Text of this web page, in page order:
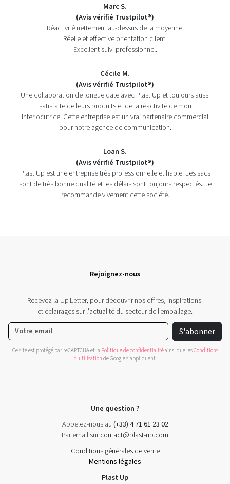
Marc S.
(Avis vérifié Trustpilot®)
Réactivité nettement au-dessus de la moyenne.
Réelle et effective orientation client.
Excellent suivi professionnel.
Cécile M.
(Avis vérifié Trustpilot®)
Une collaboration de longue date avec Plast Up et toujours aussi
satisfaite de leurs produits et de la réactivité de mon
interlocutrice. Cette entreprise est un vrai partenaire commercial
pour notre agence de communication.
Loan S.
(Avis vérifié Trustpilot®)
Plast Up est une entreprise très professionnelle et fiable. Les sacs
sont de très bonne qualité et les délais sont toujours respectés. Je
recommande vivement cette société.
Rejoignez-nous
Recevez la Up'Letter, pour découvrir nos offres, inspirations
et éclairages sur l'actualité du secteur de l'emballage.
S'abonner
Ce site est protégé par reCAPTCHA et la Politique de confidentialitéainsi que lesConditions
d'utilisation de Google s'appliquent.
Une question ?
Appelez-nous au(+33) 4 71 61 23 02
Par email surcontact@plast-up.com
Conditions générales de vente
Mentions légales
Plast Up